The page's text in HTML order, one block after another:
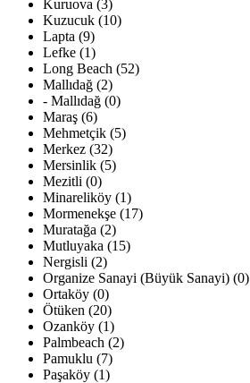
Kuruova (3)
Kuzucuk (10)
Lapta (9)
Lefke (1)
Long Beach (52)
Mallıdağ (2)
- Mallıdağ (0)
Maraş (6)
Mehmetçik (5)
Merkez (32)
Mersinlik (5)
Mezitli (0)
Minareliköy (1)
Mormenekşe (17)
Muratağa (2)
Mutluyaka (15)
Nergisli (2)
Organize Sanayi (Büyük Sanayi) (0)
Ortaköy (0)
Ötüken (20)
Ozanköy (1)
Palmbeach (2)
Pamuklu (7)
Paşaköy (1)